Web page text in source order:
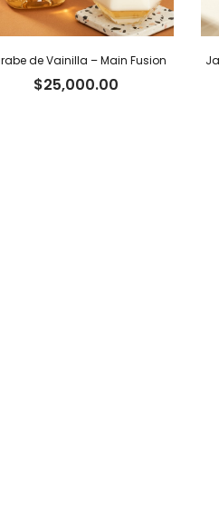
de Vainilla – Main Fusion
$25,000.00